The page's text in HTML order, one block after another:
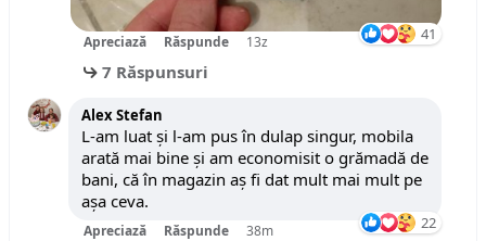
Apreciază Răspunde 13z 41
7 Răspunsuri
Alex Stefan
L-am luat și l-am pus în dulap singur, mobila
arată mai bine și am economisit o grămadă de
bani, că în magazin aș fi dat mult mai mult pe
așa ceva.
Apreciază Răspunde 38m 22